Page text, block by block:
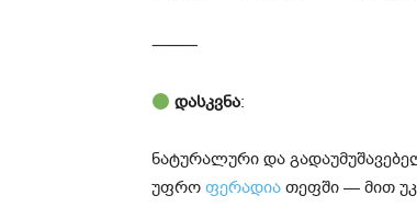
⸻
დასკვნა:
ნატურალური და
უფრო ფერადია თეფში — მით